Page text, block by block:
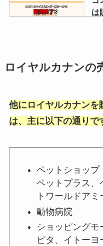
チ
は
耕
じ
ロイヤルカナンの
他にロイヤルカナンを
は、主に以下の通りで
ペットショップ
ペットプラス、
トワールドアミ
動物病院
ショッピングモ
ピタ、イトーヨ